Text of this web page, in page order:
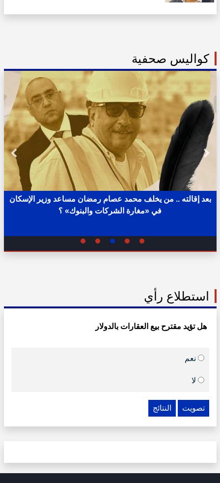
كواليس صحفية
بعد إقالته .. من يخلف محمد عصام رمضان مساعد وزير الإسكان
في «مغارة الشركات والبنوك» ؟
استطلاع رأي
هل تؤيد مقترح بيع العقارات بالدولار
نعم
لا
تصويت النتائج